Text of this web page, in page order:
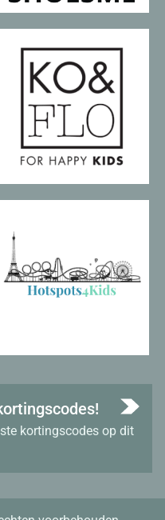
kortingscodes op dit